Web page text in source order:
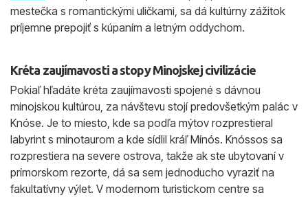
mestečka s romantickými uličkami, sa dá kultúrny zážitok
príjemne prepojiť s kúpaním a letným oddychom.
Kréta zaujímavosti a stopy Minojskej civilizácie
Pokiaľ hľadáte kréta zaujímavosti spojené s dávnou
minojskou kultúrou, za návštevu stojí predovšetkým palác v
Knóse. Je to miesto, kde sa podľa mýtov rozprestieral
labyrint s minotaurom a kde sídlil kráľ Mínós. Knóssos sa
rozprestiera na severe ostrova, takže ak ste ubytovaní v
prímorskom rezorte, dá sa sem jednoducho vyraziť na
fakultatívny výlet. V modernom turistickom centre sa